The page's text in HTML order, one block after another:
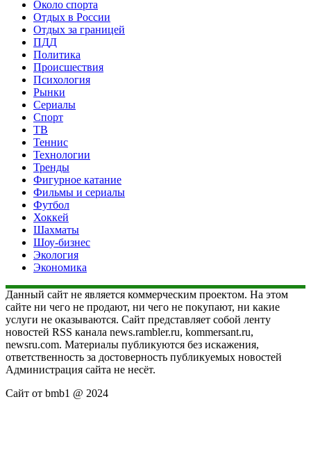
Около спорта
Отдых в России
Отдых за границей
ПДД
Политика
Происшествия
Психология
Рынки
Сериалы
Спорт
ТВ
Теннис
Технологии
Тренды
Фигурное катание
Фильмы и сериалы
Футбол
Хоккей
Шахматы
Шоу-бизнес
Экология
Экономика
Данный сайт не является коммерческим проектом. На этом
сайте ни чего не продают, ни чего не покупают, ни какие
услуги не оказываются. Сайт представляет собой ленту
новостей RSS канала news.rambler.ru, kommersant.ru,
newsru.com. Материалы публикуются без искажения,
ответственность за достоверность публикуемых новостей
Администрация сайта не несёт.
Сайт от bmb1 @ 2024